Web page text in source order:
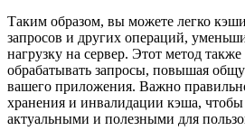
Таким образом, вы можете легко
запросов и других операций,
нагрузку на сервер. Этот метод
обрабатывать запросы, повышая
вашего приложения. Важно
хранения и инвалидации кэша, чтобы
актуальными и полезными для